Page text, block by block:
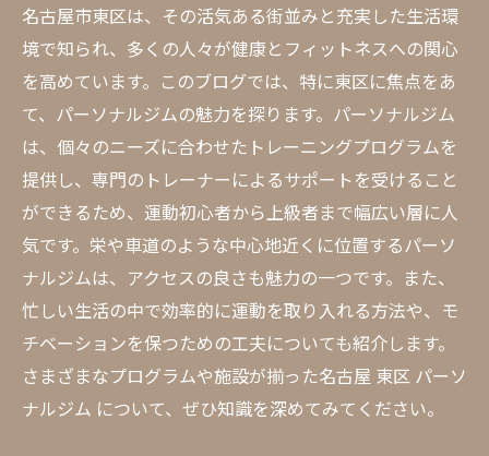
名古屋市東区は、その活気ある街並みと充実した生活環
境で知られ、多くの人々が健康とフィットネスへの関心
を高めています。このブログでは、特に東区に焦点をあ
て、パーソナルジムの魅力を探ります。パーソナルジム
は、個々のニーズに合わせたトレーニングプログラムを
提供し、専門のトレーナーによるサポートを受けること
ができるため、運動初心者から上級者まで幅広い層に人
気です。栄や車道のような中心地近くに位置するパーソ
ナルジムは、アクセスの良さも魅力の一つです。また、
忙しい生活の中で効率的に運動を取り入れる方法や、モ
チベーションを保つための工夫についても紹介します。
さまざまなプログラムや施設が揃った名古屋 東区 パーソ
ナルジム について、ぜひ知識を深めてみてください。